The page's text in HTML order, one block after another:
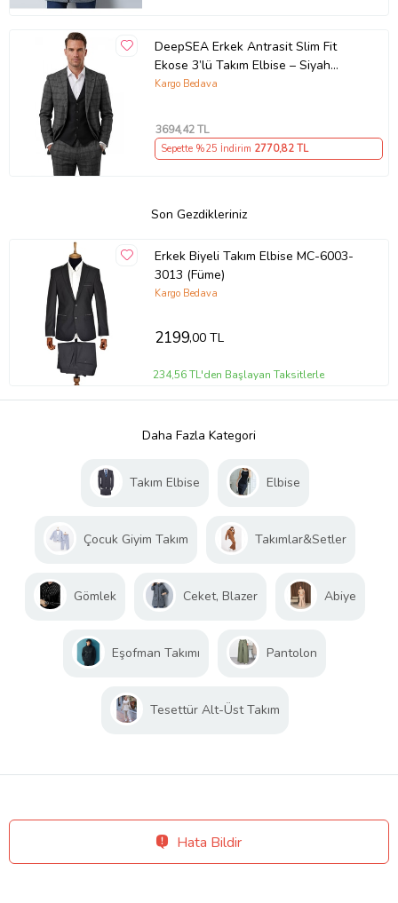
DeepSEA Erkek Antrasit Slim Fit
Ekose 3’lü Takım Elbise – Siyah
Yelekli Kare Desenli Takım 2601589
Kargo Bedava
3694,42 TL
Sepette %25 İndirim 2770,82 TL
Son Gezdikleriniz
Erkek Biyeli Takım Elbise MC-6003-
3013 (Füme)
Kargo Bedava
2199,00 TL
234,56 TL'den Başlayan Taksitlerle
Daha Fazla Kategori
Takım Elbise Elbise
Çocuk Giyim Takım Takımlar&Setler
Gömlek Ceket, Blazer Abiye
Eşofman Takımı Pantolon
Tesettür Alt-Üst Takım
Hata Bildir